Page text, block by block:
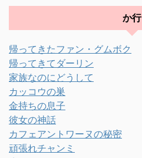
か行
帰ってきたファン・グムボク
帰ってきてダーリン
家族なのにどうして
カッコウの巣
金持ちの息子
彼女の神話
カフェアントワーヌの秘密
頑張れチャンミ